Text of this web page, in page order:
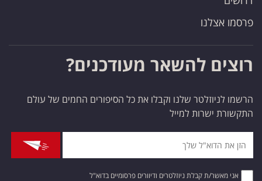
פרסמו אצלנו
רוצים להשאר מעודכנים?
הרשמו לניוזלטר שלנו וקבלו את כל הסיפורים החמים של עולם
התקשורת ישרות למייל
אני מאשר/ת קבלת ניוזלטרים ודיוורים פרסומיים בדוא"ל